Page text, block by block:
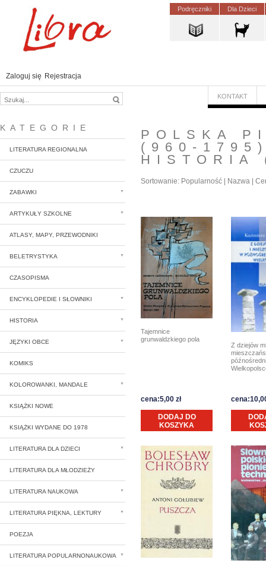
Podręczniki Dla Dzieci
Zaloguj się Rejestracja
KONTAKT
KATEGORIE
LITERATURA REGIONALNA
CZUCZU
ZABAWKI
ARTYKUŁY SZKOLNE
ATLASY, MAPY, PRZEWODNIKI
BELETRYSTYKA
CZASOPISMA
ENCYKLOPEDIE I SŁOWNIKI
HISTORIA
JĘZYKI OBCE
KOMIKS
KOLOROWANKI, MANDALE
KSIĄŻKI NOWE
KSIĄŻKI WYDANE DO 1978
LITERATURA DLA DZIECI
LITERATURA DLA MŁODZIEŻY
LITERATURA NAUKOWA
LITERATURA PIĘKNA, LEKTURY
POEZJA
LITERATURA POPULARNONAUKOWA
POLSKA
(960-
HISTORIA
Sortowanie: Popularność Nazwa
Tajemnice
grunwaldzkiego pola
cena:5,00 zł
DODAJ DO
KOSZYKA
Z dziejów